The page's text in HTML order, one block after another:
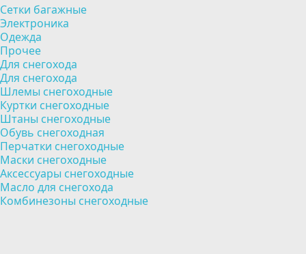
Сетки багажные
Электроника
Одежда
Прочее
Для снегохода
Для снегохода
Шлемы снегоходные
Куртки снегоходные
Штаны снегоходные
Обувь снегоходная
Перчатки снегоходные
Маски снегоходные
Аксессуары снегоходные
Масло для снегохода
Комбинезоны снегоходные